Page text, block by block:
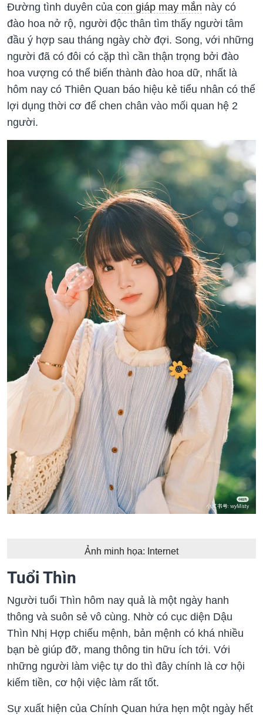
Đường tình duyên của con giáp may mắn này có
đào hoa nở rộ, người độc thân tìm thấy người tâm
đầu ý hợp sau tháng ngày chờ đợi. Song, với những
người đã có đôi có cặp thì cần thận trọng bởi đào
hoa vượng có thể biến thành đào hoa dữ, nhất là
hôm nay có Thiên Quan báo hiệu kẻ tiểu nhân có thể
lợi dụng thời cơ để chen chân vào mối quan hệ 2
người.
Ảnh minh họa: Internet
Tuổi Thìn
Người tuổi Thìn hôm nay quả là một ngày hanh
thông và suôn sẻ vô cùng. Nhờ có cục diện Dậu
Thìn Nhị Hợp chiếu mệnh, bản mệnh có khá nhiều
bạn bè giúp đỡ, mang thông tin hữu ích tới. Với
những người làm việc tự do thì đây chính là cơ hội
kiếm tiền, cơ hội việc làm rất tốt.
Sự xuất hiện của Chính Quan hứa hẹn một ngày hết